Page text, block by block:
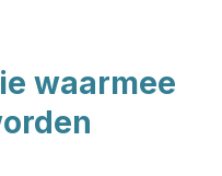
waarmee